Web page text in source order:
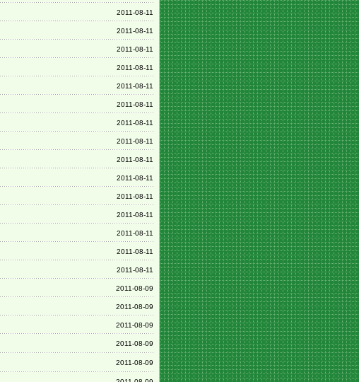
2011-08-11
2011-08-11
2011-08-11
2011-08-11
2011-08-11
2011-08-11
2011-08-11
2011-08-11
2011-08-11
2011-08-11
2011-08-11
2011-08-11
2011-08-11
2011-08-11
2011-08-11
2011-08-09
2011-08-09
2011-08-09
2011-08-09
2011-08-09